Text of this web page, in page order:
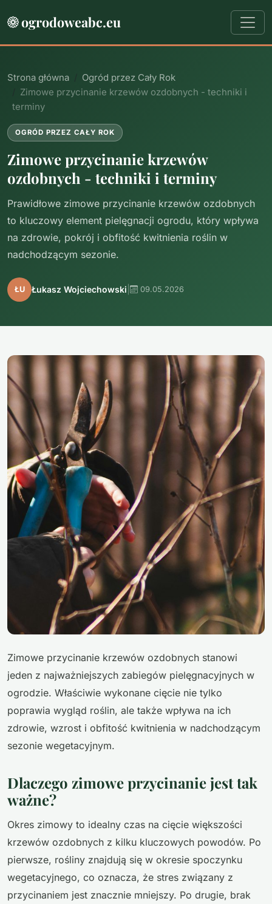
ogrodoweabc.eu
Strona główna
Ogród przez Cały Rok
Zimowe przycinanie krzewów ozdobnych - techniki i
terminy
OGRÓD PRZEZ CAŁY ROK
Zimowe przycinanie krzewów
ozdobnych - techniki i terminy
Prawidłowe zimowe przycinanie krzewów ozdobnych
to kluczowy element pielęgnacji ogrodu, który wpływa
na zdrowie, pokrój i obfitość kwitnienia roślin w
nadchodzącym sezonie.
ŁU Łukasz Wojciechowski 09.05.2026
Zimowe przycinanie krzewów ozdobnych stanowi
jeden z najważniejszych zabiegów pielęgnacyjnych w
ogrodzie. Właściwie wykonane cięcie nie tylko
poprawia wygląd roślin, ale także wpływa na ich
zdrowie, wzrost i obfitość kwitnienia w nadchodzącym
sezonie wegetacyjnym.
Dlaczego zimowe przycinanie jest tak
ważne?
Okres zimowy to idealny czas na cięcie większości
krzewów ozdobnych z kilku kluczowych powodów. Po
pierwsze, rośliny znajdują się w okresie spoczynku
wegetacyjnego, co oznacza, że stres związany z
przycinaniem jest znacznie mniejszy. Po drugie, brak